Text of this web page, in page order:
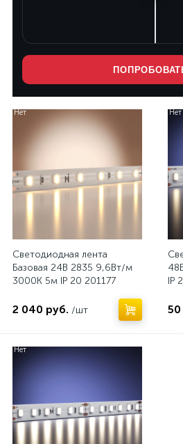
Нет
Светодиодная лента
Базовая 24В 2835 9,6Вт/м
3000K 5м IP 20 201177
2 040 руб. /шт
Нет
IP
50
Нет